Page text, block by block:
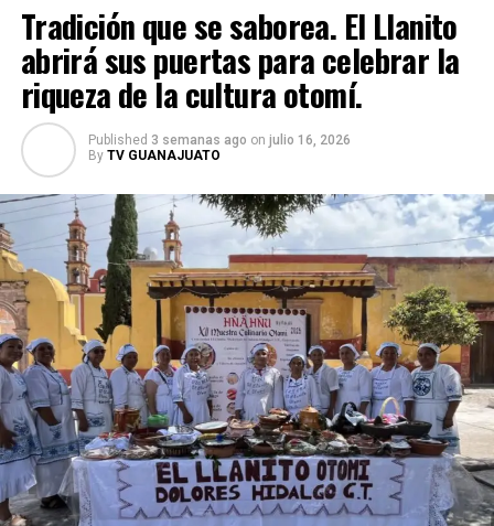
Tradición que se saborea. El Llanito
abrirá sus puertas para celebrar la
riqueza de la cultura otomí.
Published 3 semanas ago on julio 16, 2026
By TV GUANAJUATO